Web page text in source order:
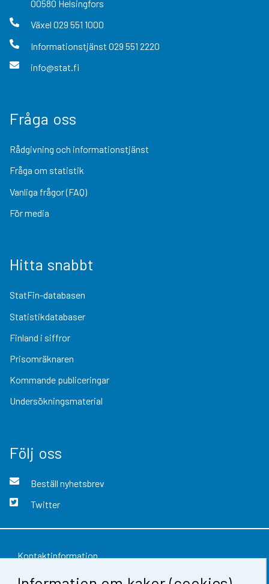
00580 Helsingfors
Växel 029 551 1000
Informationstjänst 029 551 2220
info@stat.fi
Fråga oss
Rådgivning och informationstjänst
Fråga om statistik
Vanliga frågor (FAQ)
För media
Hitta snabbt
StatFin-databasen
Statistikdatabaser
Finland i siffror
Prisomräknaren
Kommande publiceringar
Undersökningsmaterial
Följ oss
Beställ nyhetsbrev
Twitter
Kontaktinformation
Respons